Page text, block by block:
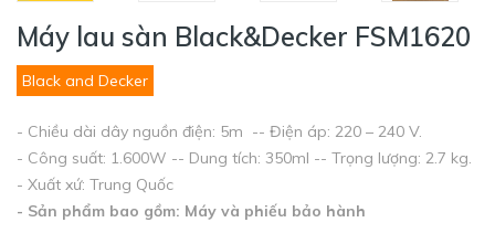
Máy lau sàn Black&Decker FSM1620
Black and Decker
- Chiều dài dây nguồn điện: 5m -- Điện áp: 220 – 240 V.
- Công suất: 1.600W -- Dung tích: 350ml -- Trọng lượng: 2.7 kg.
- Xuất xứ: Trung Quốc
- Sản phẩm bao gồm: Máy và phiếu bảo hành